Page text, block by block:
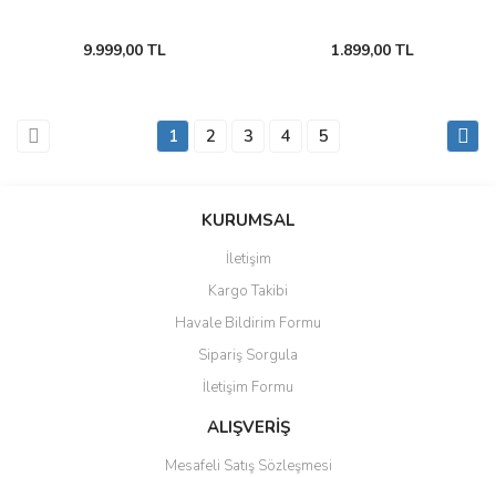
9.999,00 TL 1.899,00 TL
1 2 3 4 5
KURUMSAL
İletişim
Kargo Takibi
Havale Bildirim Formu
Sipariş Sorgula
İletişim Formu
ALIŞVERİŞ
Mesafeli Satış Sözleşmesi